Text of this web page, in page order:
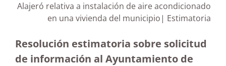
Alajeró relativa a instalación de aire acondicionado
en una vivienda del municipio| Estimatoria
Resolución estimatoria sobre solicitud
de información al Ayuntamiento de